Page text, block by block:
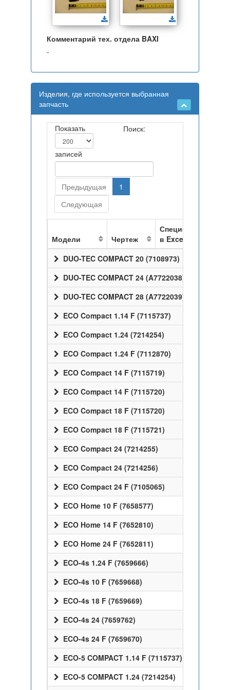
Комментарий тех. отдела BAXI
-
Изделия, где используется выбранная
запчасть
Показать
записей
Поиск:
Предыдущая
1
Следующая
Модели Чертеж
Спецификация
в Excel
DUO-TEC COMPACT 20 (7108973)
DUO-TEC COMPACT 24 (A7722038)
DUO-TEC COMPACT 28 (A7722039)
ECO Compact 1.14 F (7115737)
ECO Compact 1.24 (7214254)
ECO Compact 1.24 F (7112870)
ECO Compact 14 F (7115719)
ECO Compact 14 F (7115720)
ECO Compact 18 F (7115720)
ECO Compact 18 F (7115721)
ECO Compact 24 (7214255)
ECO Compact 24 (7214256)
ECO Compact 24 F (7105065)
ECO Home 10 F (7658577)
ECO Home 14 F (7652810)
ECO Home 24 F (7652811)
ECO-4s 1.24 F (7659666)
ECO-4s 10 F (7659668)
ECO-4s 18 F (7659669)
ECO-4s 24 (7659762)
ECO-4s 24 F (7659670)
ECO-5 COMPACT 1.14 F (7115737)
ECO-5 COMPACT 1.24 (7214254)